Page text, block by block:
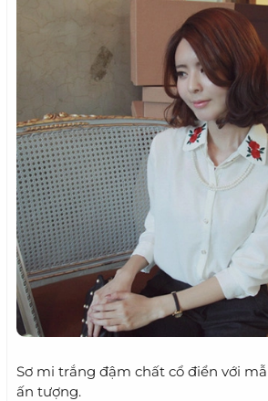
Sơ mi trắng đậm chất cổ điển với
ấn tượng.